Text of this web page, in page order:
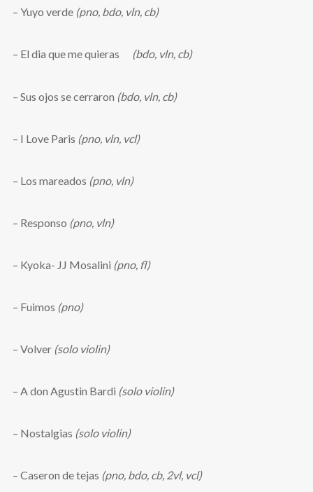
– Yuyo verde (pno, bdo, vln, cb)
– El dia que me quieras (bdo, vln, cb)
– Sus ojos se cerraron (bdo, vln, cb)
– I Love Paris (pno, vln, vcl)
– Los mareados (pno, vln)
– Responso (pno, vln)
– Kyoka- JJ Mosalini (pno, fl)
– Fuimos (pno)
– Volver (solo violin)
– A don Agustin Bardi (solo violin)
– Nostalgias (solo violin)
– Caseron de tejas (pno, bdo, cb, 2vl, vcl)